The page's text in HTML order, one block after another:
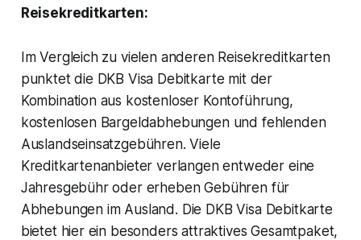
Reisekreditkarten:
Im Vergleich zu vielen anderen Reisekreditkarten
punktet die DKB Visa Debitkarte mit der
Kombination aus kostenloser Kontoführung,
kostenlosen Bargeldabhebungen und fehlenden
Auslandseinsatzgebühren. Viele
Kreditkartenanbieter verlangen entweder eine
Jahresgebühr oder erheben Gebühren für
Abhebungen im Ausland. Die DKB Visa Debitkarte
bietet hier ein besonders attraktives Gesamtpaket,